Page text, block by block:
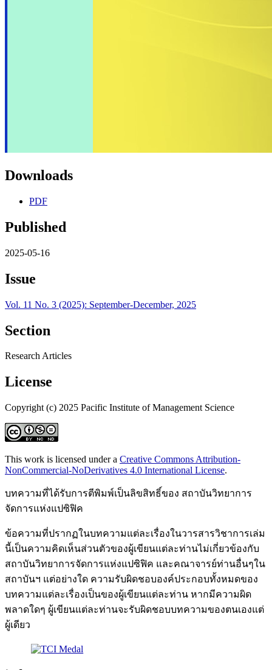
Downloads
PDF
Published
2025-05-16
Issue
Vol. 11 No. 3 (2025): September-December, 2025
Section
Research Articles
License
Copyright (c) 2025 Pacific Institute of Management Science
This work is licensed under a Creative Commons Attribution-
NonCommercial-NoDerivatives 4.0 International License.
บทความที่ได้รับการตีพิมพ์เป็นลิขสิทธิ์ของ สถาบันวิทยาการ
จัดการแห่งแปซิฟิค
ข้อความที่ปรากฏในบทความแต่ละเรื่องในวารสารวิชาการเล่ม
นี้เป็นความคิดเห็นส่วนตัวของผู้เขียนแต่ละท่านไม่เกี่ยวข้องกับ
สถาบันวิทยาการจัดการแห่งแปซิฟิค และคณาจารย์ท่านอื่นๆใน
สถาบันฯ แต่อย่างใด ความรับผิดชอบองค์ประกอบทั้งหมดของ
บทความแต่ละเรื่องเป็นของผู้เขียนแต่ละท่าน หากมีความผิด
พลาดใดๆ ผู้เขียนแต่ละท่านจะรับผิดชอบบทความของตนเองแต่
ผู้เดียว